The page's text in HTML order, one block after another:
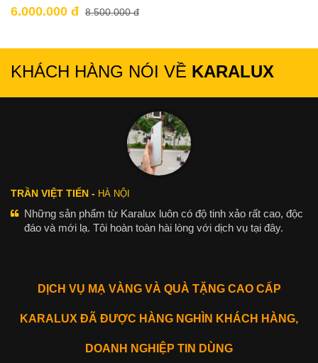
6.000.000 đ 8.500.000 đ
KHÁCH HÀNG NÓI VỀ KARALUX
TRẦN VIỆT TIẾN - HÀ NỘI
Những sản phẩm từ Karalux luôn có độ tinh xảo rất cao, độc
đáo và mới lạ. Tôi hoàn toàn hài lòng với dịch vụ tại đây.
DỊCH VỤ MẠ VÀNG VÀ QUÀ TẶNG CAO CẤP
KARALUX ĐÃ ĐƯỢC HÀNG NGHÌN KHÁCH HÀNG,
DOANH NGHIỆP TIN DÙNG